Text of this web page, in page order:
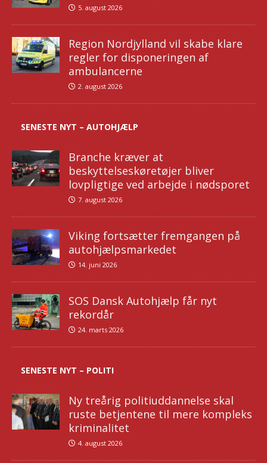
5. august 2026
Region Nordjylland vil skabe klare
regler for disponeringen af
ambulancerne
2. august 2026
SENESTE NYT – AUTOHJÆLP
Branche kræver at
beskyttelseskøretøjer bliver
lovpligtige ved arbejde i nødsporet
7. august 2026
Viking fortsætter fremgangen på
autohjælpsmarkedet
14. juni 2026
SOS Dansk Autohjælp får nyt
rekordår
24. marts 2026
SENESTE NYT – POLITI
Ny treårig politiuddannelse skal
ruste betjentene til mere kompleks
kriminalitet
4. august 2026